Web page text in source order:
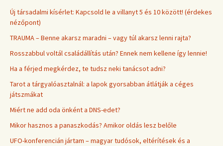
Új társadalmi kísérlet: Kapcsold le a villanyt 5 és 10 között! (érdekes
nézőpont)
TRAUMA – Benne akarsz maradni – vagy túl akarsz lenni rajta?
Rosszabbul voltál családállítás után? Ennek nem kellene így lennie!
Ha a férjed megkérdez, te tudsz neki tanácsot adni?
Tarot a tárgyalóasztalnál: a lapok gyorsabban átlátják a céges
játszmákat
Miért ne add oda önként a DNS-edet?
Mikor hasznos a panaszkodás? Amikor oldás lesz belőle
UFO-konferencián jártam – magyar tudósok, eltérítések és a